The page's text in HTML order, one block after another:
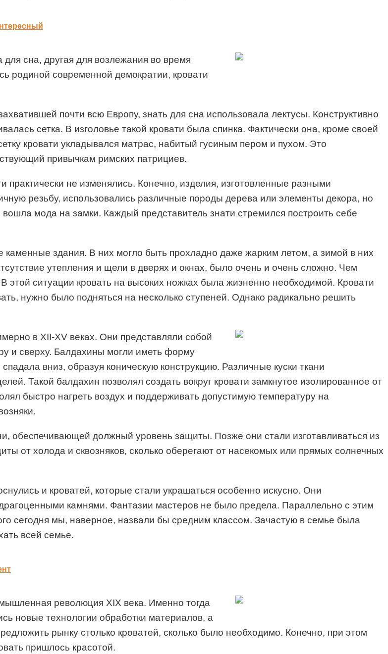
сна, другая для возлежания во время
родиной современной демократии, кровати
почти всю Европу, знать для сна использовала лектусы. Конструктивно
сетка. В изголовье такой кровати была спинка. Фактически она, кроме своей
кровати укладывался матрас, набитый гусиным пером и пухом. Это
привычкам римских патрициев.
практически не изменялись. Конечно, изделия, изготовленные разными
резьбу, использовались различные породы дерева или элементы декора, но
мода на замки. Каждый представитель знати стремился построить себе
здания. В них могло быть прохладно даже жарким летом, а зимой в них
утепления и щели в дверях и окнах, было очень и очень сложно. Чем
этой ситуации кровать на высоких ножках была жизненно необходимой. Кровати
нужно было подняться на несколько ступеней. Однако радикально решить
в XII-XV веках. Они представляли собой
и сверху. Балдахины могли иметь форму
вниз, образуя коническую конструкцию. Различные куски ткани
Такой балдахин позволял создать вокруг кровати замкнутое изолированное от
быстро нагреть воздух и поддерживать допустимую температуру на
обеспечивающей должный уровень защиты. Позже они стали изготавливаться из
от холода и сквозняков, сколько оберегают от насекомых или прямых солнечных
и кроватей, которые стали украшаться особенно искусно. Они
камнями. Фантазии мастеров не было предела. Параллельно с этим
сегодня мы, наверное, назвали бы средним классом. Зачастую в семье была
всей семье.
революция XIX века. Именно тогда
новые технологии обработки материалов, а
рынку столько кроватей, сколько было необходимо. Конечно, при этом
пришлось красотой.